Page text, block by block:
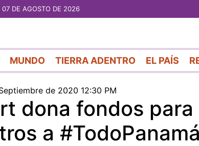
07 DE AGOSTO DE 2026
MUNDO TIERRA ADENTRO EL PAÍS
de 2020 12:30 PM
dona fondos
a #TodoPanamá